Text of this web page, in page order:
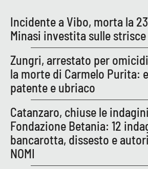
Buona Sanità Calabria
LA
CALABRIAVISIONE
Destinazioni
Eventi
Food
Incidente a Vibo, morta la
Minasi investita sulle
Zungri, arrestato per
la morte di Carmelo Purita:
patente e ubriaco
Catanzaro, chiuse le
Fondazione Betania: 12
bancarotta, dissesto e
NOMI